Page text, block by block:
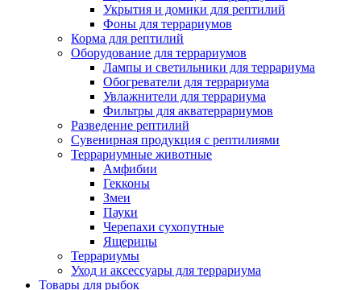
Укрытия и домики для рептилий
Фоны для террариумов
Корма для рептилий
Оборудование для террариумов
Лампы и светильники для террариума
Обогреватели для террариума
Увлажнители для террариума
Фильтры для акватеррариумов
Разведение рептилий
Сувенирная продукция с рептилиями
Террариумные животные
Амфибии
Гекконы
Змеи
Пауки
Черепахи сухопутные
Ящерицы
Террариумы
Уход и аксессуары для террариума
Товары для рыбок